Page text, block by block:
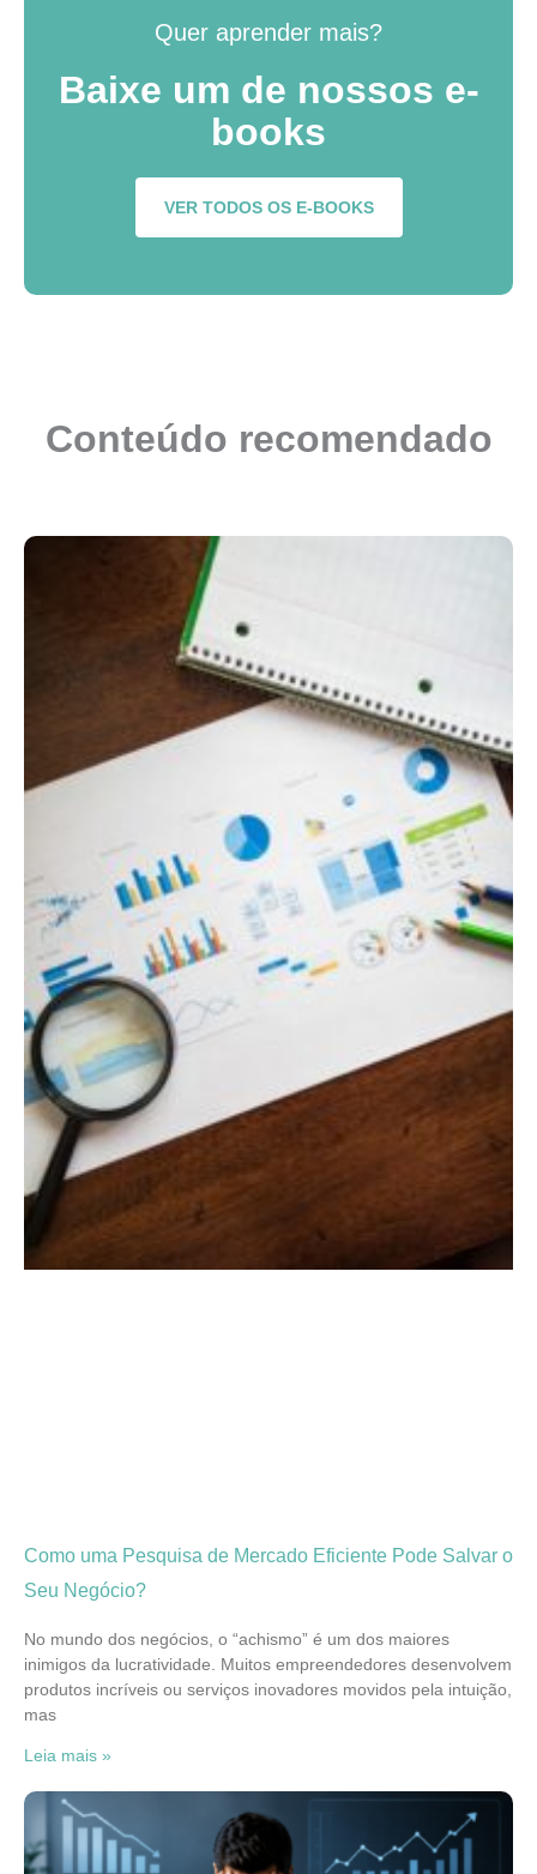
Quer aprender mais?
Baixe um de nossos e-
books
VER TODOS OS E-BOOKS
Conteúdo recomendado
Como uma Pesquisa de Mercado Eficiente Pode Salvar o
Seu Negócio?
No mundo dos negócios, o “achismo” é um dos maiores
inimigos da lucratividade. Muitos empreendedores desenvolvem
produtos incríveis ou serviços inovadores movidos pela intuição,
mas
Leia mais »